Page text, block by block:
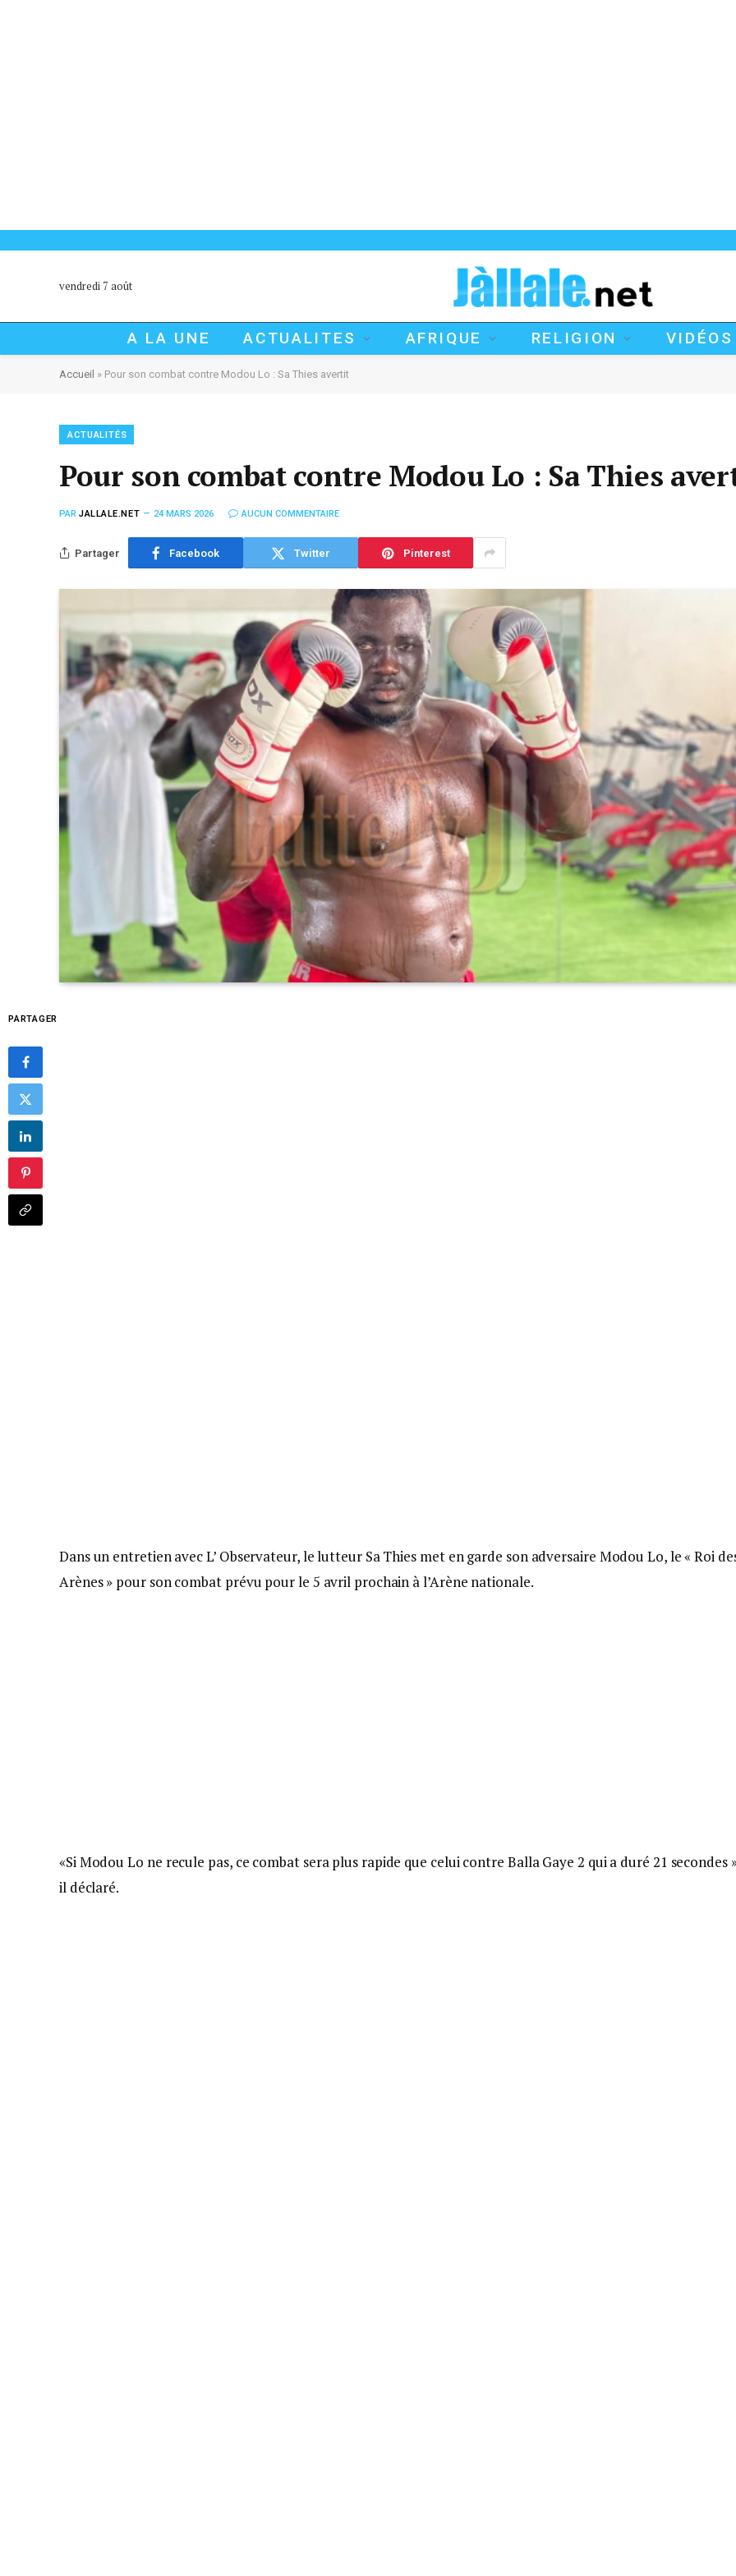
vendredi 7 août
A LA UNE ACTUALITES AFRIQUE RELIGION VIDÉOS
Accueil » Pour son combat contre Modou Lo : Sa Thies avertit
ACTUALITÉS
Pour son combat contre Modou Lo : Sa Thies
PAR JALLALE.NET 24 MARS 2026 AUCUN COMMENTAIRE
Partager Facebook Twitter Pinterest
PARTAGER
Dans un entretien avec L’ Observateur, le lutteur Sa Thies met en garde son adversaire Modou Lo, le « Roi
Arènes » pour son combat prévu pour le 5 avril prochain à l’Arène nationale.
«Si Modou Lo ne recule pas, ce combat sera plus rapide que celui contre Balla Gaye 2 qui a duré 21 secondes
il déclaré.